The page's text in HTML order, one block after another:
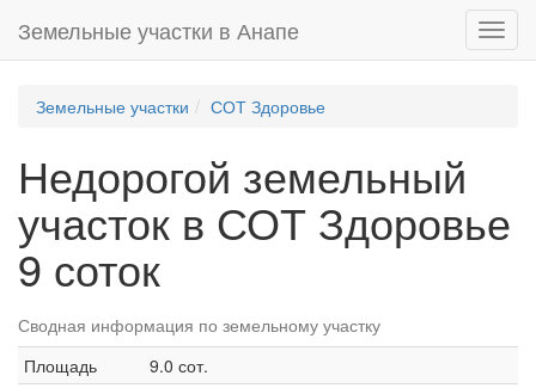
Земельные участки в Анапе
Земельные участки СОТ Здоровье
Недорогой земельный
участок в СОТ Здоровье
9 соток
Сводная информация по земельному участку
Площадь
9.0 сот.